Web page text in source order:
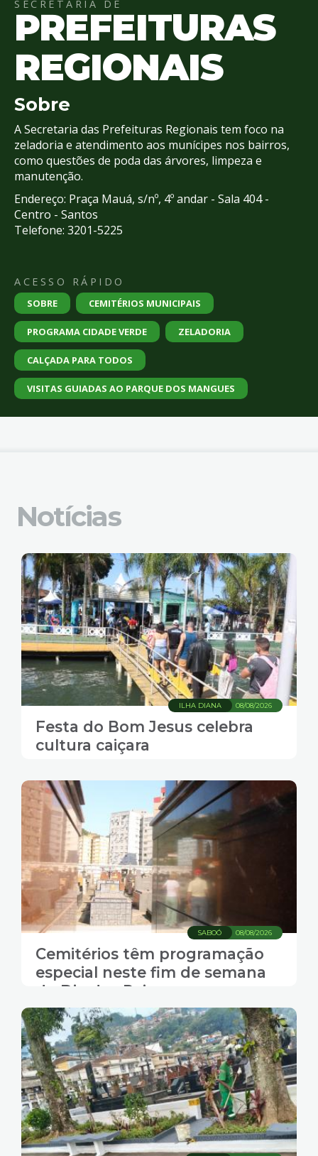
Acessibilidade
SECRETARIA DE
PREFEITURAS
REGIONAIS
Sobre
A Secretaria das Prefeituras Regionais tem foco na
zeladoria e atendimento aos munícipes nos bairros,
como questões de poda das árvores, limpeza e
manutenção.
Endereço: Praça Mauá, s/nº, 4º andar - Sala 404 -
Centro - Santos
Telefone: 3201-5225
ACESSO RÁPIDO
SOBRE CEMITÉRIOS MUNICIPAIS
PROGRAMA CIDADE VERDE ZELADORIA
CALÇADA PARA TODOS
VISITAS GUIADAS AO PARQUE DOS MANGUES
Notícias
08/08/2026
ILHA DIANA
Festa do Bom Jesus celebra
cultura caiçara
08/08/2026
SABOÓ
Cemitérios têm programação
especial neste fim de semana
do Dia dos Pais